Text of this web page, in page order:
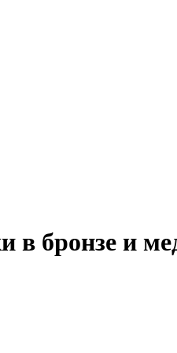
в бронзе и